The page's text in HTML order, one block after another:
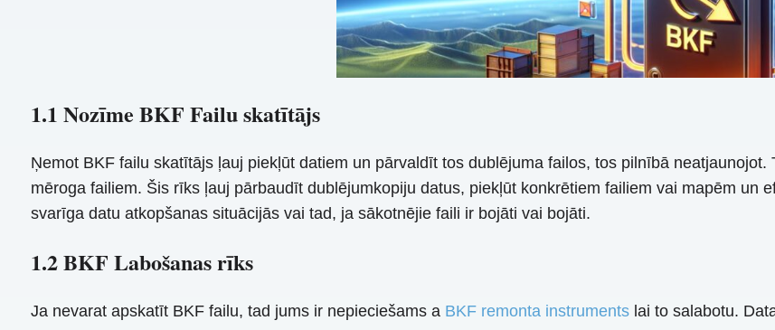
1.1 Nozīme BKF Failu skatītājs
Ņemot BKF failu skatītājs ļauj piekļūt datiem un pārvaldīt tos dublējuma failos, tos pilnībā
mēroga failiem. Šis rīks ļauj pārbaudīt dublējumkopiju datus, piekļūt konkrētiem failiem vai mapēm un
svarīga datu atkopšanas situācijās vai tad, ja sākotnējie faili ir bojāti vai bojāti.
1.2 BKF Labošanas rīks
Ja nevarat apskatīt BKF failu, tad jums ir nepieciešams a BKF remonta instrumentslai to salabotu.